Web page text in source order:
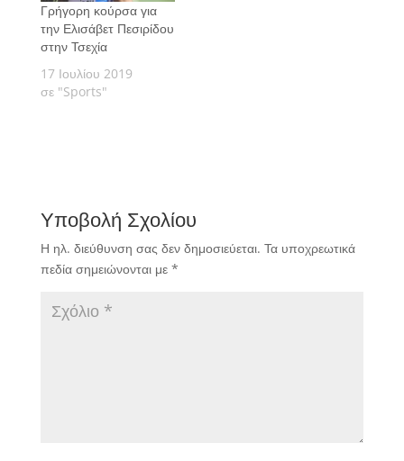
Γρήγορη κούρσα για
την Ελισάβετ Πεσιρίδου
στην Τσεχία
17 Ιουλίου 2019
σε "Sports"
Υποβολή Σχολίου
Η ηλ. διεύθυνση σας δεν δημοσιεύεται. Τα υποχρεωτικά
πεδία σημειώνονται με *